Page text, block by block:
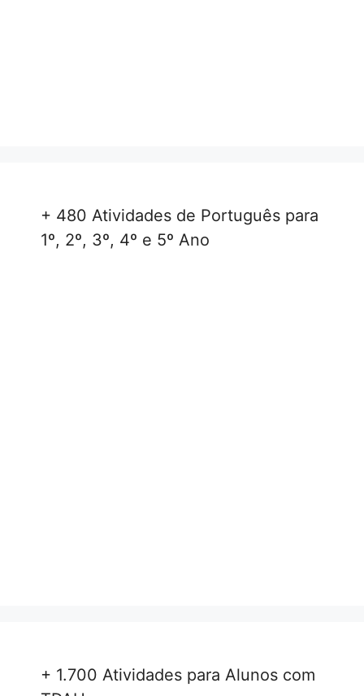
+ 480 Atividades de Português para
1º, 2º, 3º, 4º e 5º Ano
+ 1.700 Atividades para Alunos com